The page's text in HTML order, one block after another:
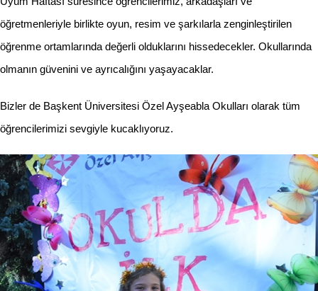
öğretmenleriyle birlikte oyun, resim ve şarkılarla zenginleştirilen
öğrenme ortamlarında değerli olduklarını hissedecekler. Okullarında
olmanın güvenini ve ayrıcalığını yaşayacaklar.
Bizler de Başkent Üniversitesi Özel Ayşeabla Okulları olarak tüm
öğrencilerimizi sevgiyle kucaklıyoruz.